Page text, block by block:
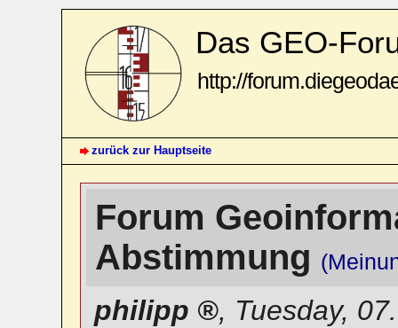
Das GEO-
http://
zurück zur Hauptseite
Forum
Abstimmung
philipp , Tuesday,